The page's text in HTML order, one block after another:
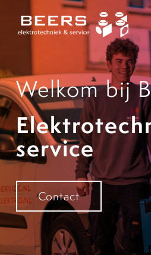
naar
Service
Projecten
Over ons
Vacatures
Nieuws
Welkom bij
service
Contact